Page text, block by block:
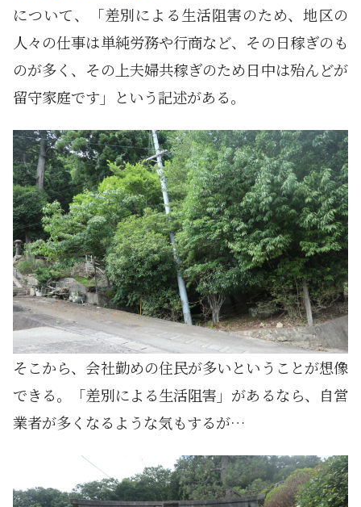
について、「差別による生活阻害のため、地区の
人々の仕事は単純労務や行商など、その日稼ぎのも
のが多く、その上夫婦共稼ぎのため日中は殆んどが
留守家庭です」という記述がある。
そこから、会社勤めの住民が多いということが想像
できる。「差別による生活阻害」があるなら、自営
業者が多くなるような気もするが…